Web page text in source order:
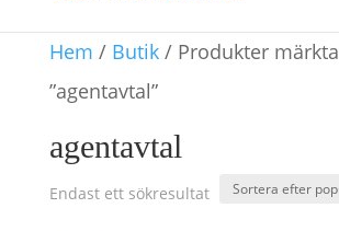
Hem / Butik/ Produkter märkta
”agentavtal”
agentavtal
Endast ett sökresultat